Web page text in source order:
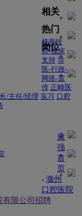
相关
热门
岗位
椅旁技
师-临床
支持 导
医-行政-
网络-宣
传 正畸医
/主任/经理 实习 口腔
康
强
首
页
- 滁州
口腔医院
有限公司招聘